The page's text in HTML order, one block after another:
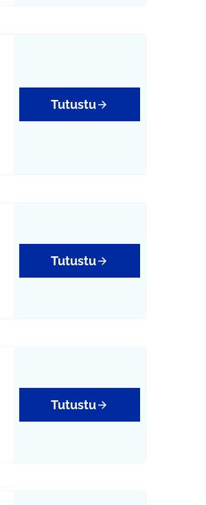
Tutustu
Tutustu
Tutustu